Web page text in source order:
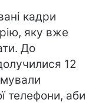
кадри
яку вже
До
12
телефони, аби